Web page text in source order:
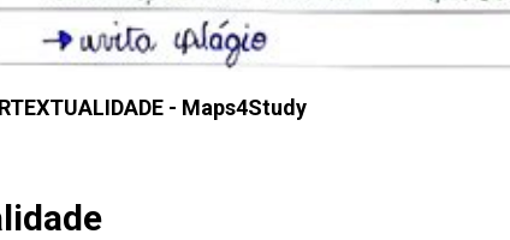
- Maps4Study